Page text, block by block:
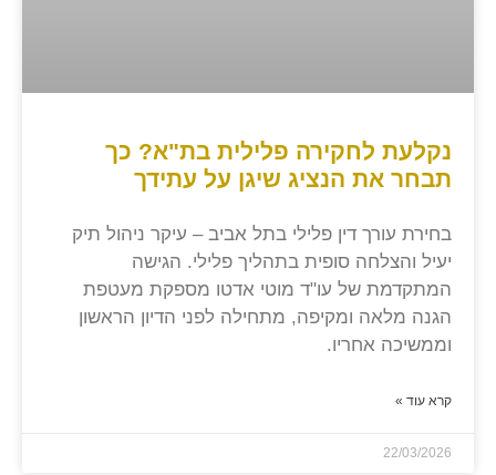
נקלעת לחקירה פלילית בת"א? כך
תבחר את הנציג שיגן על עתידך
בחירת עורך דין פלילי בתל אביב – עיקר ניהול תיק
יעיל והצלחה סופית בתהליך פלילי. הגישה
המתקדמת של עו"ד מוטי אדטו מספקת מעטפת
הגנה מלאה ומקיפה, מתחילה לפני הדיון הראשון
וממשיכה אחריו.
קרא עוד »
22/03/2026